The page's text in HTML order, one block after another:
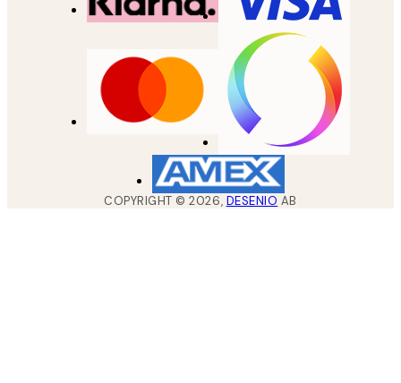
COPYRIGHT ©2026, DESENIO AB